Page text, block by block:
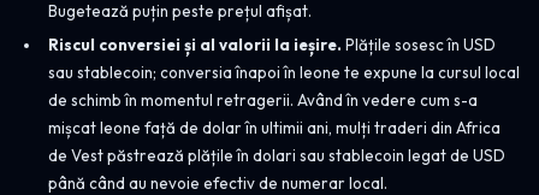
Bugetează puțin peste prețul afișat.
Riscul conversiei și al valorii la ieșire. Plățile sosesc în USD
sau stablecoin; conversia înapoi în leone te expune la cursul local
de schimb în momentul retragerii. Având în vedere cum s-a
mișcat leone față de dolar în ultimii ani, mulți traderi din Africa
de Vest păstrează plățile în dolari sau stablecoin legat de USD
până când au nevoie efectiv de numerar local.